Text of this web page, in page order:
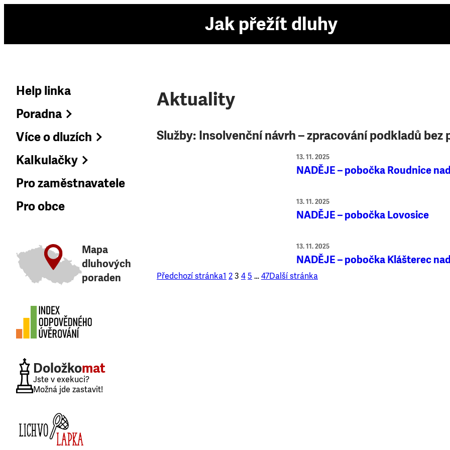
Jak přežít dluhy
Help linka
Poradna
Více o dluzích
Kalkulačky
Pro zaměstnavatele
Pro obce
Mapa
dluhových
poraden
Doložkomat
Jste v exekuci?
Možná jde zastavit!
Aktuality
Služby: Insolvenční návrh – zpracování podkladů bez
13. 11. 2025
NADĚJE – pobočka Roudnice
13. 11. 2025
NADĚJE – pobočka Lovosice
13. 11. 2025
NADĚJE – pobočka Klášterec
Předchozí stránka1 23 45 …47Další stránka